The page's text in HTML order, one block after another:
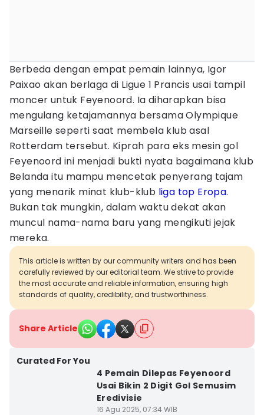
Berbeda dengan empat pemain lainnya, Igor
Paixao akan berlaga di Ligue 1 Prancis usai tampil
moncer untuk Feyenoord. Ia diharapkan bisa
mengulang ketajamannya bersama Olympique
Marseille seperti saat membela klub asal
Rotterdam tersebut. Kiprah para eks mesin gol
Feyenoord ini menjadi bukti nyata bagaimana klub
Belanda itu mampu mencetak penyerang tajam
yang menarik minat klub-klub liga top Eropa.
Bukan tak mungkin, dalam waktu dekat akan
muncul nama-nama baru yang mengikuti jejak
mereka.
This article is written by our community writers and has been
carefully reviewed by our editorial team. We strive to provide
the most accurate and reliable information, ensuring high
standards of quality, credibility, and trustworthiness.
Share Article
Curated For You
4 Pemain Dilepas Feyenoord
Usai Bikin 2 Digit Gol Semusim
Eredivisie
16 Agu 2025, 07:34 WIB